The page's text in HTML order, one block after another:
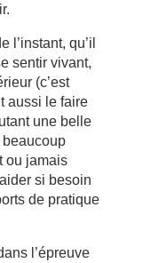
l’instant, qu’il
sentir vivant,
(c’est
aussi le faire
une belle
ou jamais
si besoin
de pratique
l’épreuve